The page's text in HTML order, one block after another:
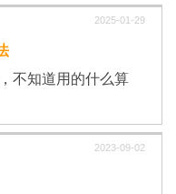
2025-01-29
不知道用的什么算
2023-09-02